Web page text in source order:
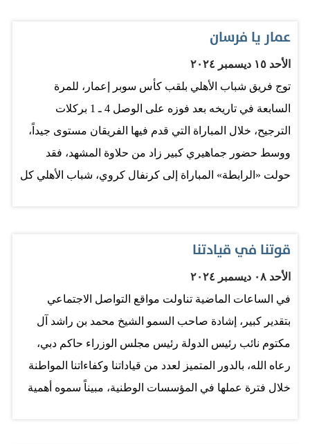
وزادت قيمة العطاء الذي يقدمه، والعبد لله، الحمد لله، منذ
تقاعدي من عامين احتضنتني «البيان» من جديد في الكتابة
اليومية عن الشأن الرياضي، وأنا أعتز بالكتابة طوال أربعة
عقود. خبرات تواجدت خلال الجلسة الثانية لرواد الإعلاميين
والخبراء والمستشارين كل في مجاله، حيث تم تشكيل لجان
فرعية، ستناقش سياسة الباب المفتوح، وسيتم تشكيل
وخطط جديدة، ستنعكس - بلا شك - على مسيرة العمل
الإعلامي، ونحن إذ نقدر هذا الجهد والعطاء فإننا مطالبون بأن
نحيي أدوارنا بصورة تخدم الواقع لمختلف الاتجاهات، فقد
خرجت بانطباع حسن من خلال الأفكار الجميلة، التي
استوقفتني بإصدار موسوعة إعلامية كبرى، تناقش التطور…
عمار يا فرسان
الأحد ١٥ ديسمبر ٢٠٢٤
توج فريق شباب الأهلي بلقب كأس سوبر إعمار، للمرة
السابعة في تاريخه بعد فوزه على الوصل 4 ـ 1 بركلات
الترجيح، خلال المباراة التي قدم فيها الفريقان مستوى جيداً،
ووسط حضور جماهيري كبير زاد من حلاوة المشهد، فقد
حولت «الرابطة» المباراة إلى كرنفال كروي، شباب الأهلي كل
المثل «لا يفل الحديد إلا الحديد». «الفرسان» هم ملوك البدايات
بطلاً لكأس إعمار في نسخته الأولى، يعد النادي من الأندية
التاريخية ذات الجذور المتأصلة، فمن الصعب أن ينسى هذا
الكيان من لحظة تأسيسه وحتى يومنا هذا، ⁠فهو أول نادٍ يفوز
بالسوبر الإماراتي القطري، وأول من نال شرف السلام على
القائد المؤسس الشيخ زايد بن سلطان آل نهيان، طيب الله
ثراه، إذ توج بطلاً على مستوى الدولة في سنة 1976، ‏وأول من
قوتنا في قيادتنا
الأحد ٠٨ ديسمبر ٢٠٢٤
في الساعات الماضية تناولت مواقع التواصل الاجتماعي
بتقدير كبير، إشادة صاحب السمو الشيخ محمد بن راشد آل
مكتوم نائب رئيس الدولة رئيس مجلس الوزراء حاكم دبي،
رعاه الله، بالدور المتميز لعدد من قياداتنا وكفاءاتنا المواطنة
خلال فترة عملها في المؤسسات الوطنية، مبيناً سموه أهمية